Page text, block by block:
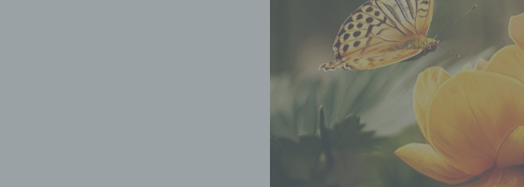
Verknüpfung, die
d) Einschränkung der
Einschränkung der
personenbezogener Daten mit
einzuschränken.